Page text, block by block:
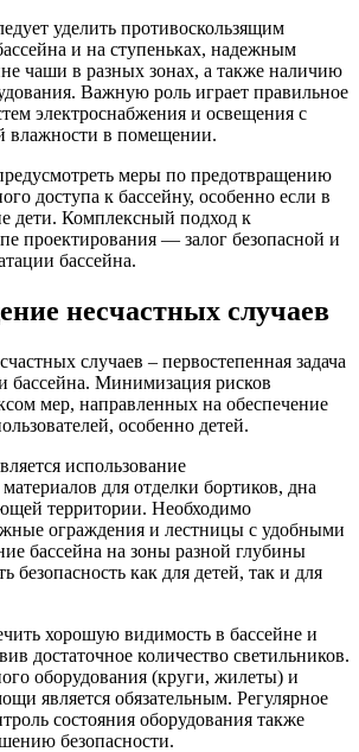
уделить противоскользящим
и на ступеньках, надежным
чаши в разных зонах, а также наличию
Важную роль играет правильное
электроснабжения и освещения с
влажности в помещении.
меры по предотвращению
доступа к бассейну, особенно если в
дети. Комплексный подход к
проектирования — залог безопасной и
бассейна.
несчастных случаев
случаев – первостепенная задача
бассейна. Минимизация рисков
мер, направленных на обеспечение
особенно детей.
использование
для отделки бортиков, дна
территории. Необходимо
ограждения и лестницы с удобными
бассейна на зоны разной глубины
безопасность как для детей, так и для
хорошую видимость в бассейне и
достаточное количество светильников.
оборудования (круги, жилеты) и
является обязательным. Регулярное
состояния оборудования также
безопасности.